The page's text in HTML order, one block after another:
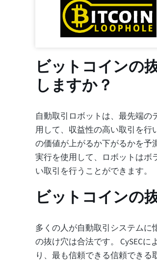
ビットコインの
しますか？
自動取引ロボットは、最先端
用して、収益性の高い取引を行
の価値が上がるか下がるかを予
実行を使用して、ロボットはボ
い取引を行うことができます。
ビットコインの
多くの人が自動取引システムに
の抜け穴は合法です。 CySEC
り、最も信頼できる信頼できる